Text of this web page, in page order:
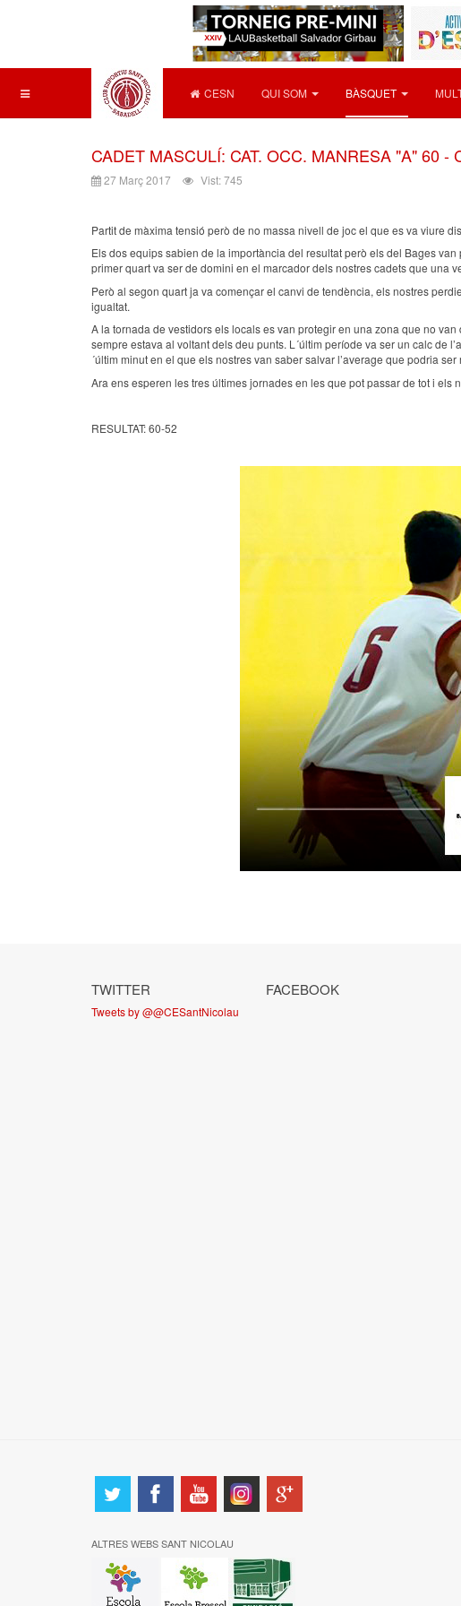
CESN QUI SOM BÀSQUET
CADET MASCULÍ: CAT. OCC. MANRESA "A" 60 -
27 Març 2017 Vist: 745
Partit de màxima tensió però de no massa nivell de joc el que es va viure
Els dos equips sabien de la importància del resultat però els del Bages
primer quart va ser de domini en el marcador dels nostres cadets que una
Però al segon quart ja va començar el canvi de tendència, els nostres
igualtat.
A la tornada de vestidors els locals es van protegir en una zona que no
sempre estava al voltant dels deu punts. L´últim període va ser un calc de
´últim minut en el que els nostres van saber salvar l’average que podria
Ara ens esperen les tres últimes jornades en les que pot passar de tot i els
RESULTAT: 60-52
TWITTER
Tweets by @@CESantNicolau
FACEBOOK
ALTRES WEBS SANT NICOLAU